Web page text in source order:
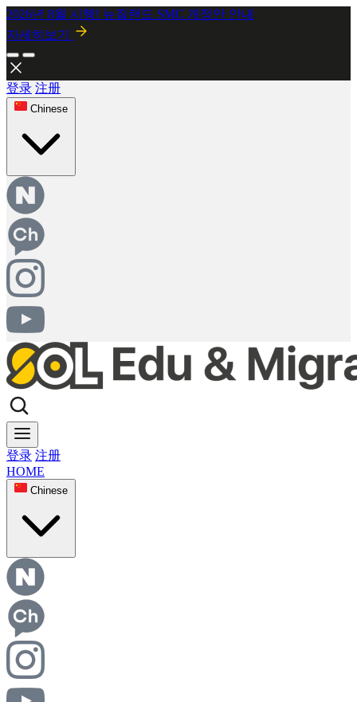
교민들이 인정한 기업, SOL 유학이민 인터뷰
자세히보기
2026년 8월 시행! 뉴질랜드 SMC 개정안 안내
자세히보기
Chinese
登录 注册
Chinese